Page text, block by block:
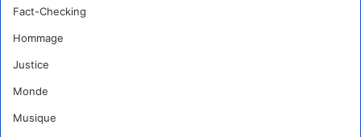
Fact-Checking
Hommage
Justice
Monde
Musique